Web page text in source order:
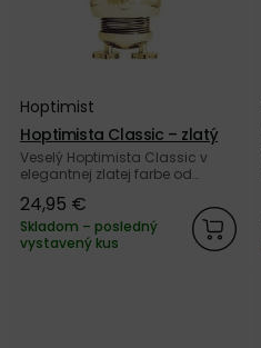
Hoptimist
Hoptimista Classic – zlatý
Veselý Hoptimista Classic v
elegantnej zlatej farbe od
24,95 €
Skladom – posledný
vystavený kus